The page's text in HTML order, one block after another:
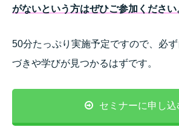
がないという方はぜひご参加ください
50分たっぷり実施予定ですので、必
づきや学びが見つかるはずです。
セミナーに申し込